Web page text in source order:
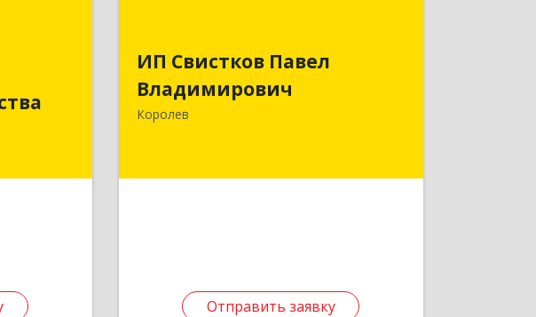
ИП Свистков Павел
Владимирович
Королев
Отправить заявку
141080, Московская обл, Королев г,
Горького ул, дом № 14Б, кв.230
Отправить заявку